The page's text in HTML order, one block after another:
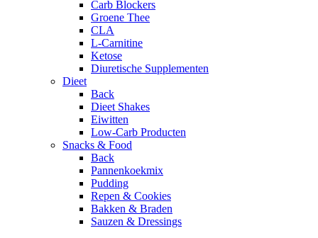
Carb Blockers
Groene Thee
CLA
L-Carnitine
Ketose
Diuretische Supplementen
Dieet
Back
Dieet Shakes
Eiwitten
Low-Carb Producten
Snacks & Food
Back
Pannenkoekmix
Pudding
Repen & Cookies
Bakken & Braden
Sauzen & Dressings